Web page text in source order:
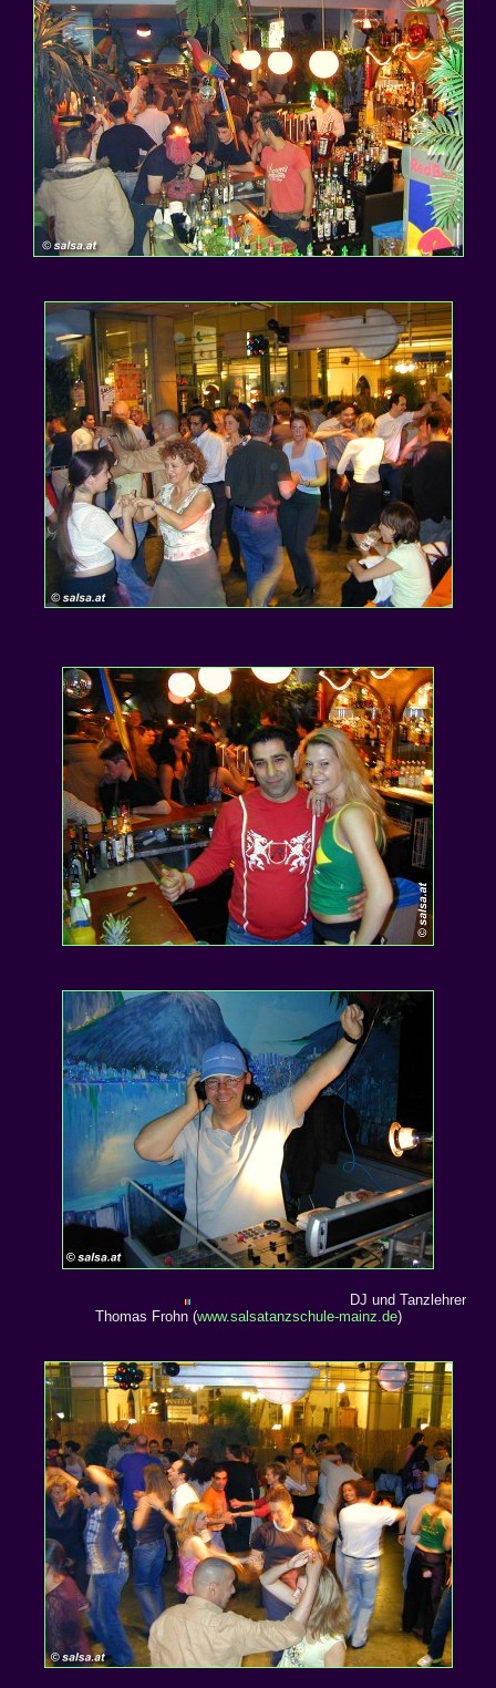
DJ und Tanzlehrer
Thomas Frohn (www.salsatanzschule-mainz.de)